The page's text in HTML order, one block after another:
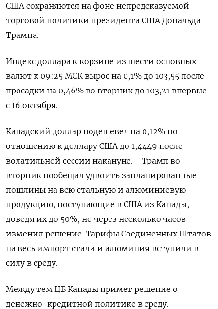
США сохраняются на фоне непредсказуемой
торговой политики президента США Дональда
Трампа.
Индекс доллара к корзине из шести основных
валют к 09:25 МСК вырос на 0,1% до 103,55​ после
просадки на 0,46% во вторник до 103,21 впервые
с 16 октября.
Канадский доллар подешевел на 0,12% по
отношению к доллару США до 1,4449 после
волатильной сессии накануне. - Трамп во
вторник пообещал удвоить запланированные
пошлины на всю стальную и алюминиевую
продукцию, поступающие в США из Канады,
доведя их до 50%, но через несколько часов
изменил решение. Тарифы Соединенных Штатов
на весь импорт стали и алюминия вступили в
силу в среду.
Между тем ЦБ Канады примет решение о
денежно-кредитной политике в среду.